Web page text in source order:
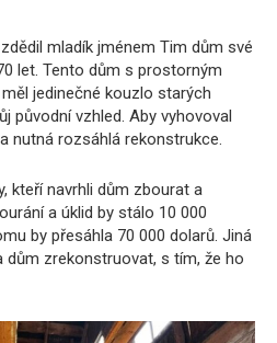
mladík jménem Tim dům své
let. Tento dům s prostorným
jedinečné kouzlo starých
původní vzhled. Aby vyhovoval
nutná rozsáhlá rekonstrukce.
kteří navrhli dům zbourat a
a úklid by stálo 10 000
by přesáhla 70 000 dolarů. Jiná
dům zrekonstruovat, s tím, že ho